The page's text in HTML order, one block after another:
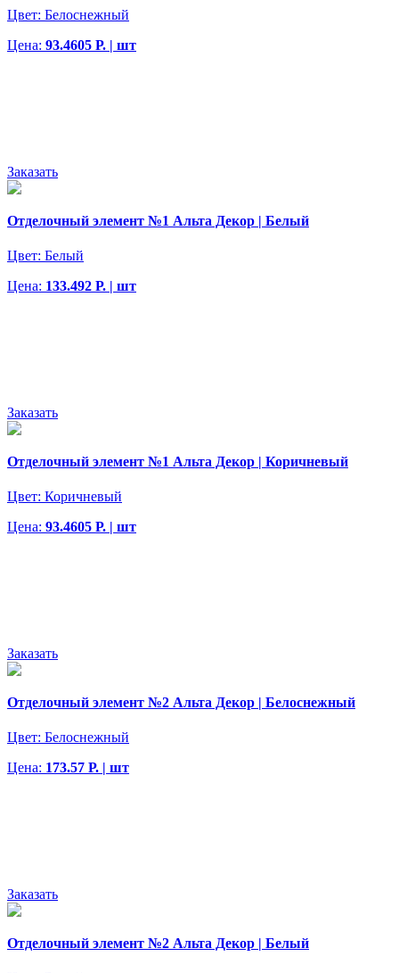
Цвет: Белоснежный
Цена: 93.4605 Р. | шт
Заказать
Отделочный элемент №1 Альта Декор | Белый
Цвет: Белый
Цена: 133.492 Р. | шт
Заказать
Отделочный элемент №1 Альта Декор | Коричневый
Цвет: Коричневый
Цена: 93.4605 Р. | шт
Заказать
Отделочный элемент №2 Альта Декор | Белоснежный
Цвет: Белоснежный
Цена: 173.57 Р. | шт
Заказать
Отделочный элемент №2 Альта Декор | Белый